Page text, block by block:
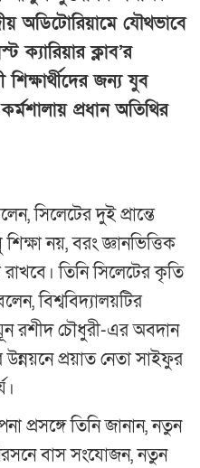
অডিটোরিয়ামে যৌথভাবে
ক্লাব’র
জন্য যুব
প্রধান অতিথির
সিলেটের দুই প্রান্তে
নয়, বরং জ্ঞানভিত্তিক
রাখবে। তিনি সিলেটের কৃতি
বিশ্ববিদ্যালয়টির
রশীদ চৌধুরী-এর অবদান
প্রয়াত নেতা সাইফুর
প্রসঙ্গে তিনি জানান, নতুন
বাস সংযোজন, নতুন